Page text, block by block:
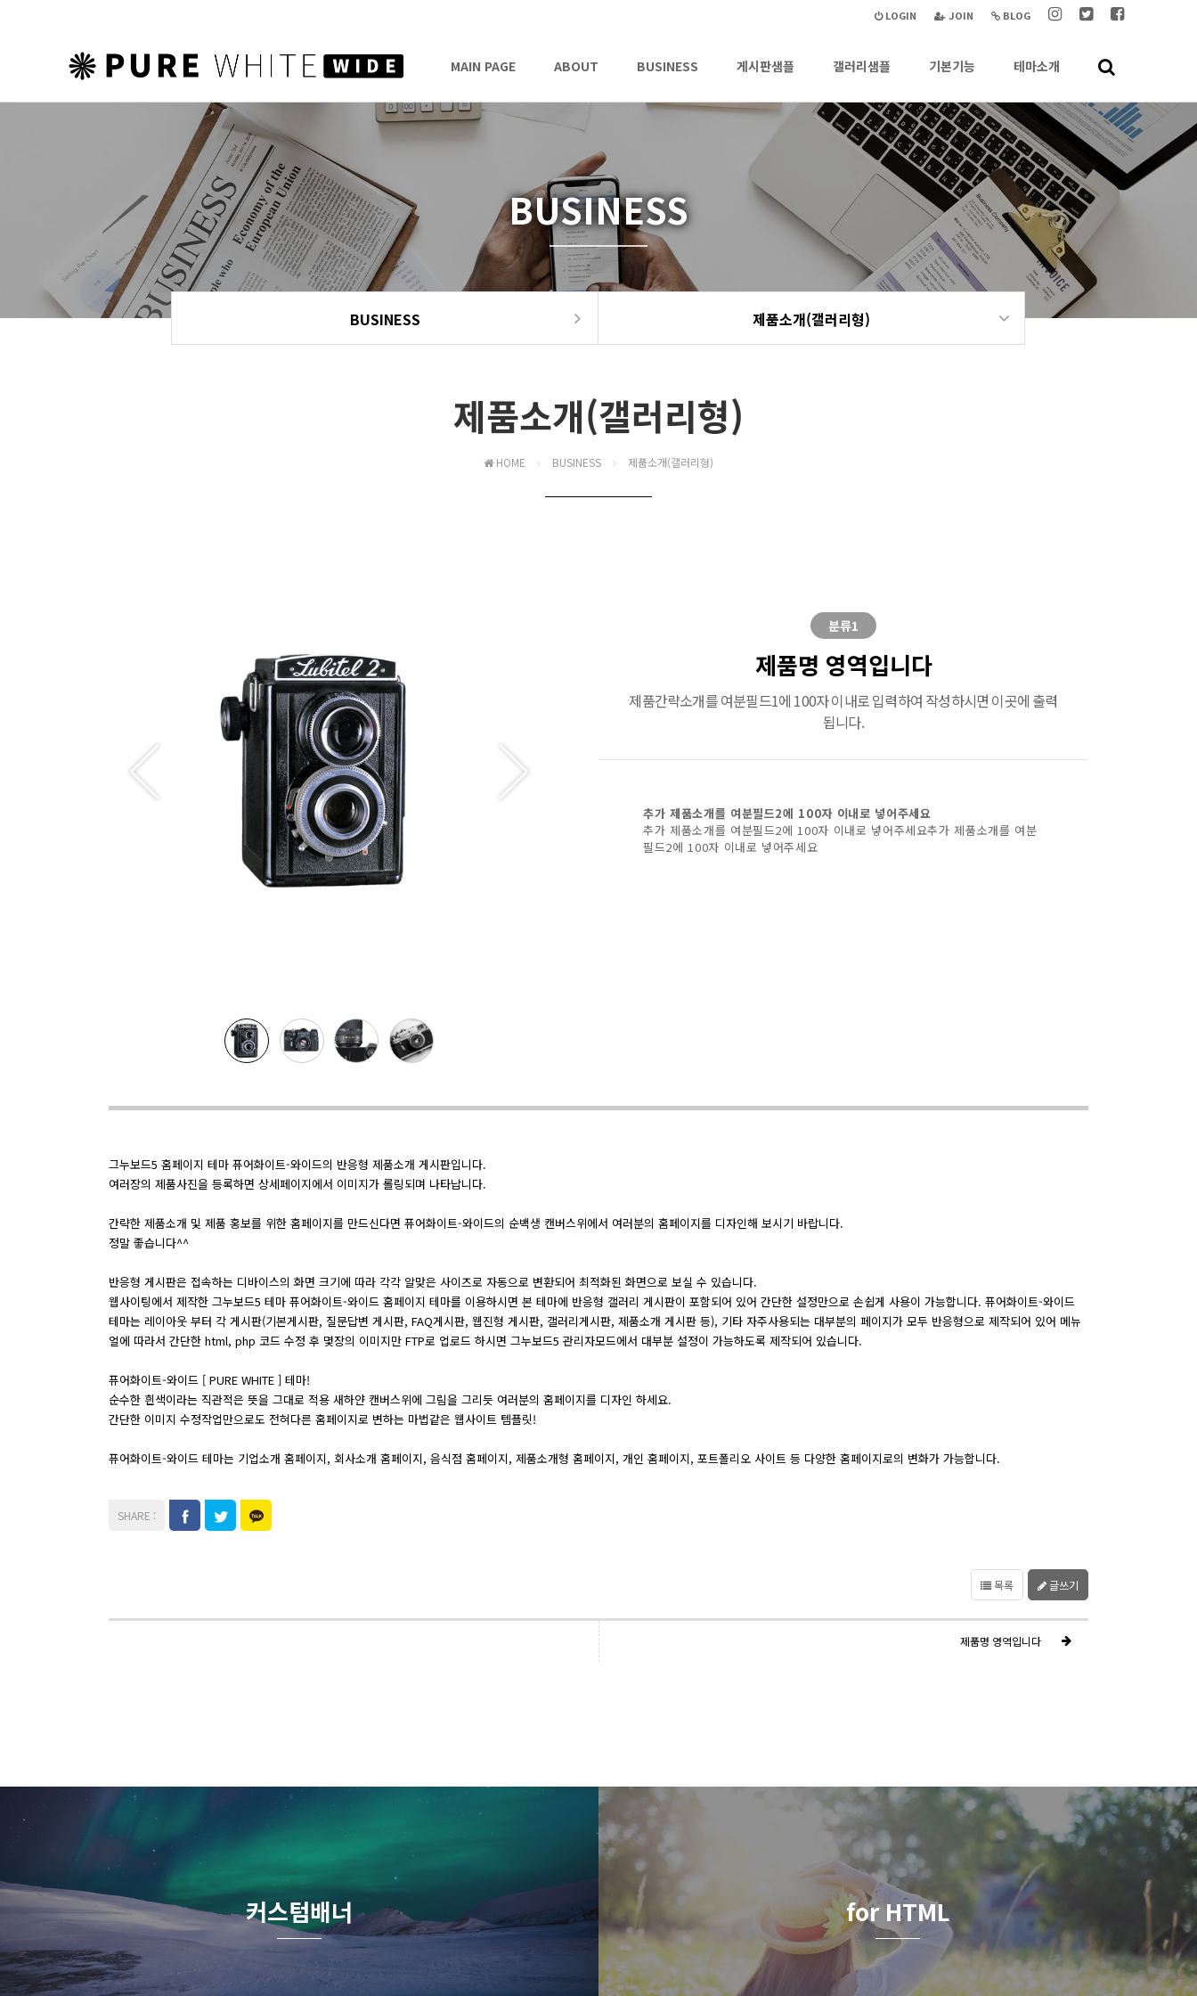
BLOG
JOIN
LOGIN
MAIN PAGE ABOUT BUSINESS 게시판샘플 갤러리샘플 기본기능
하위분류
테마소개
하위분류
BUSINESS
BUSINESS 제품소개(갤러리형)
제품소개(갤러리형)
HOME BUSINESS 제품소개(갤러리형)
분류1
제품명 영역입니다
제품간략소개를 여분필드1에 100자 이내로 입력하여 작성하시면 이곳에 출력
됩니다.
추가 제품소개를 여분필드2에 100자 이내로 넣어주세요
추가 제품소개를 여분필드2에 100자 이내로 넣어주세요추가 제품소개를 여분
필드2에 100자 이내로 넣어주세요
그누보드5 홈페이지 테마 퓨어화이트-와이드의 반응형 제품소개 게시판입니다.
여러장의 제품사진을 등록하면 상세페이지에서 이미지가 롤링되며 나타납니다.
간략한 제품소개 및 제품 홍보를 위한 홈페이지를 만드신다면 퓨어화이트-와이드의 순백생 캔버스위에서 여러분의 홈페이지를 디자인해 보시기 바랍니다.
정말 좋습니다^^
반응형 게시판은 접속하는 디바이스의 화면 크기에 따라 각각 알맞은 사이즈로 자동으로 변환되어 최적화된 화면으로 보실 수 있습니다.
웹사이팅에서 제작한 그누보드5 테마 퓨어화이트-와이드 홈페이지 테마를 이용하시면 본 테마에 반응형 갤러리 게시판이 포함되어 있어 간단한 설정만으로 손쉽게 사용이 가능합니다. 퓨어화이트-와이드
테마는 레이아웃 부터 각 게시판(기본게시판, 질문답변 게시판, FAQ게시판, 웹진형 게시판, 갤러리게시판, 제품소개 게시판 등), 기타 자주사용되는 대부분의 페이지가 모두 반응형으로 제작되어 있어 메뉴
얼에 따라서 간단한 html, php 코드 수정 후 몇장의 이미지만 FTP로 업로드 하시면 그누보드5 관리자모드에서 대부분 설정이 가능하도록 제작되어 있습니다.
퓨어화이트-와이드 [ PURE WHITE ] 테마!
순수한 흰색이라는 직관적은 뜻을 그대로 적용 새하얀 캔버스위에 그림을 그리듯 여러분의 홈페이지를 디자인 하세요.
간단한 이미지 수정작업만으로도 전혀다른 홈페이지로 변하는 마법같은 웹사이트 템플릿!
퓨어화이트-와이드 테마는 기업소개 홈페이지, 회사소개 홈페이지, 음식점 홈페이지, 제품소개형 홈페이지, 개인 홈페이지, 포트폴리오 사이트 등 다양한 홈페이지로의 변화가 가능합니다.
목록 글쓰기
제품명 영역입니다
커스텀배너 for HTML